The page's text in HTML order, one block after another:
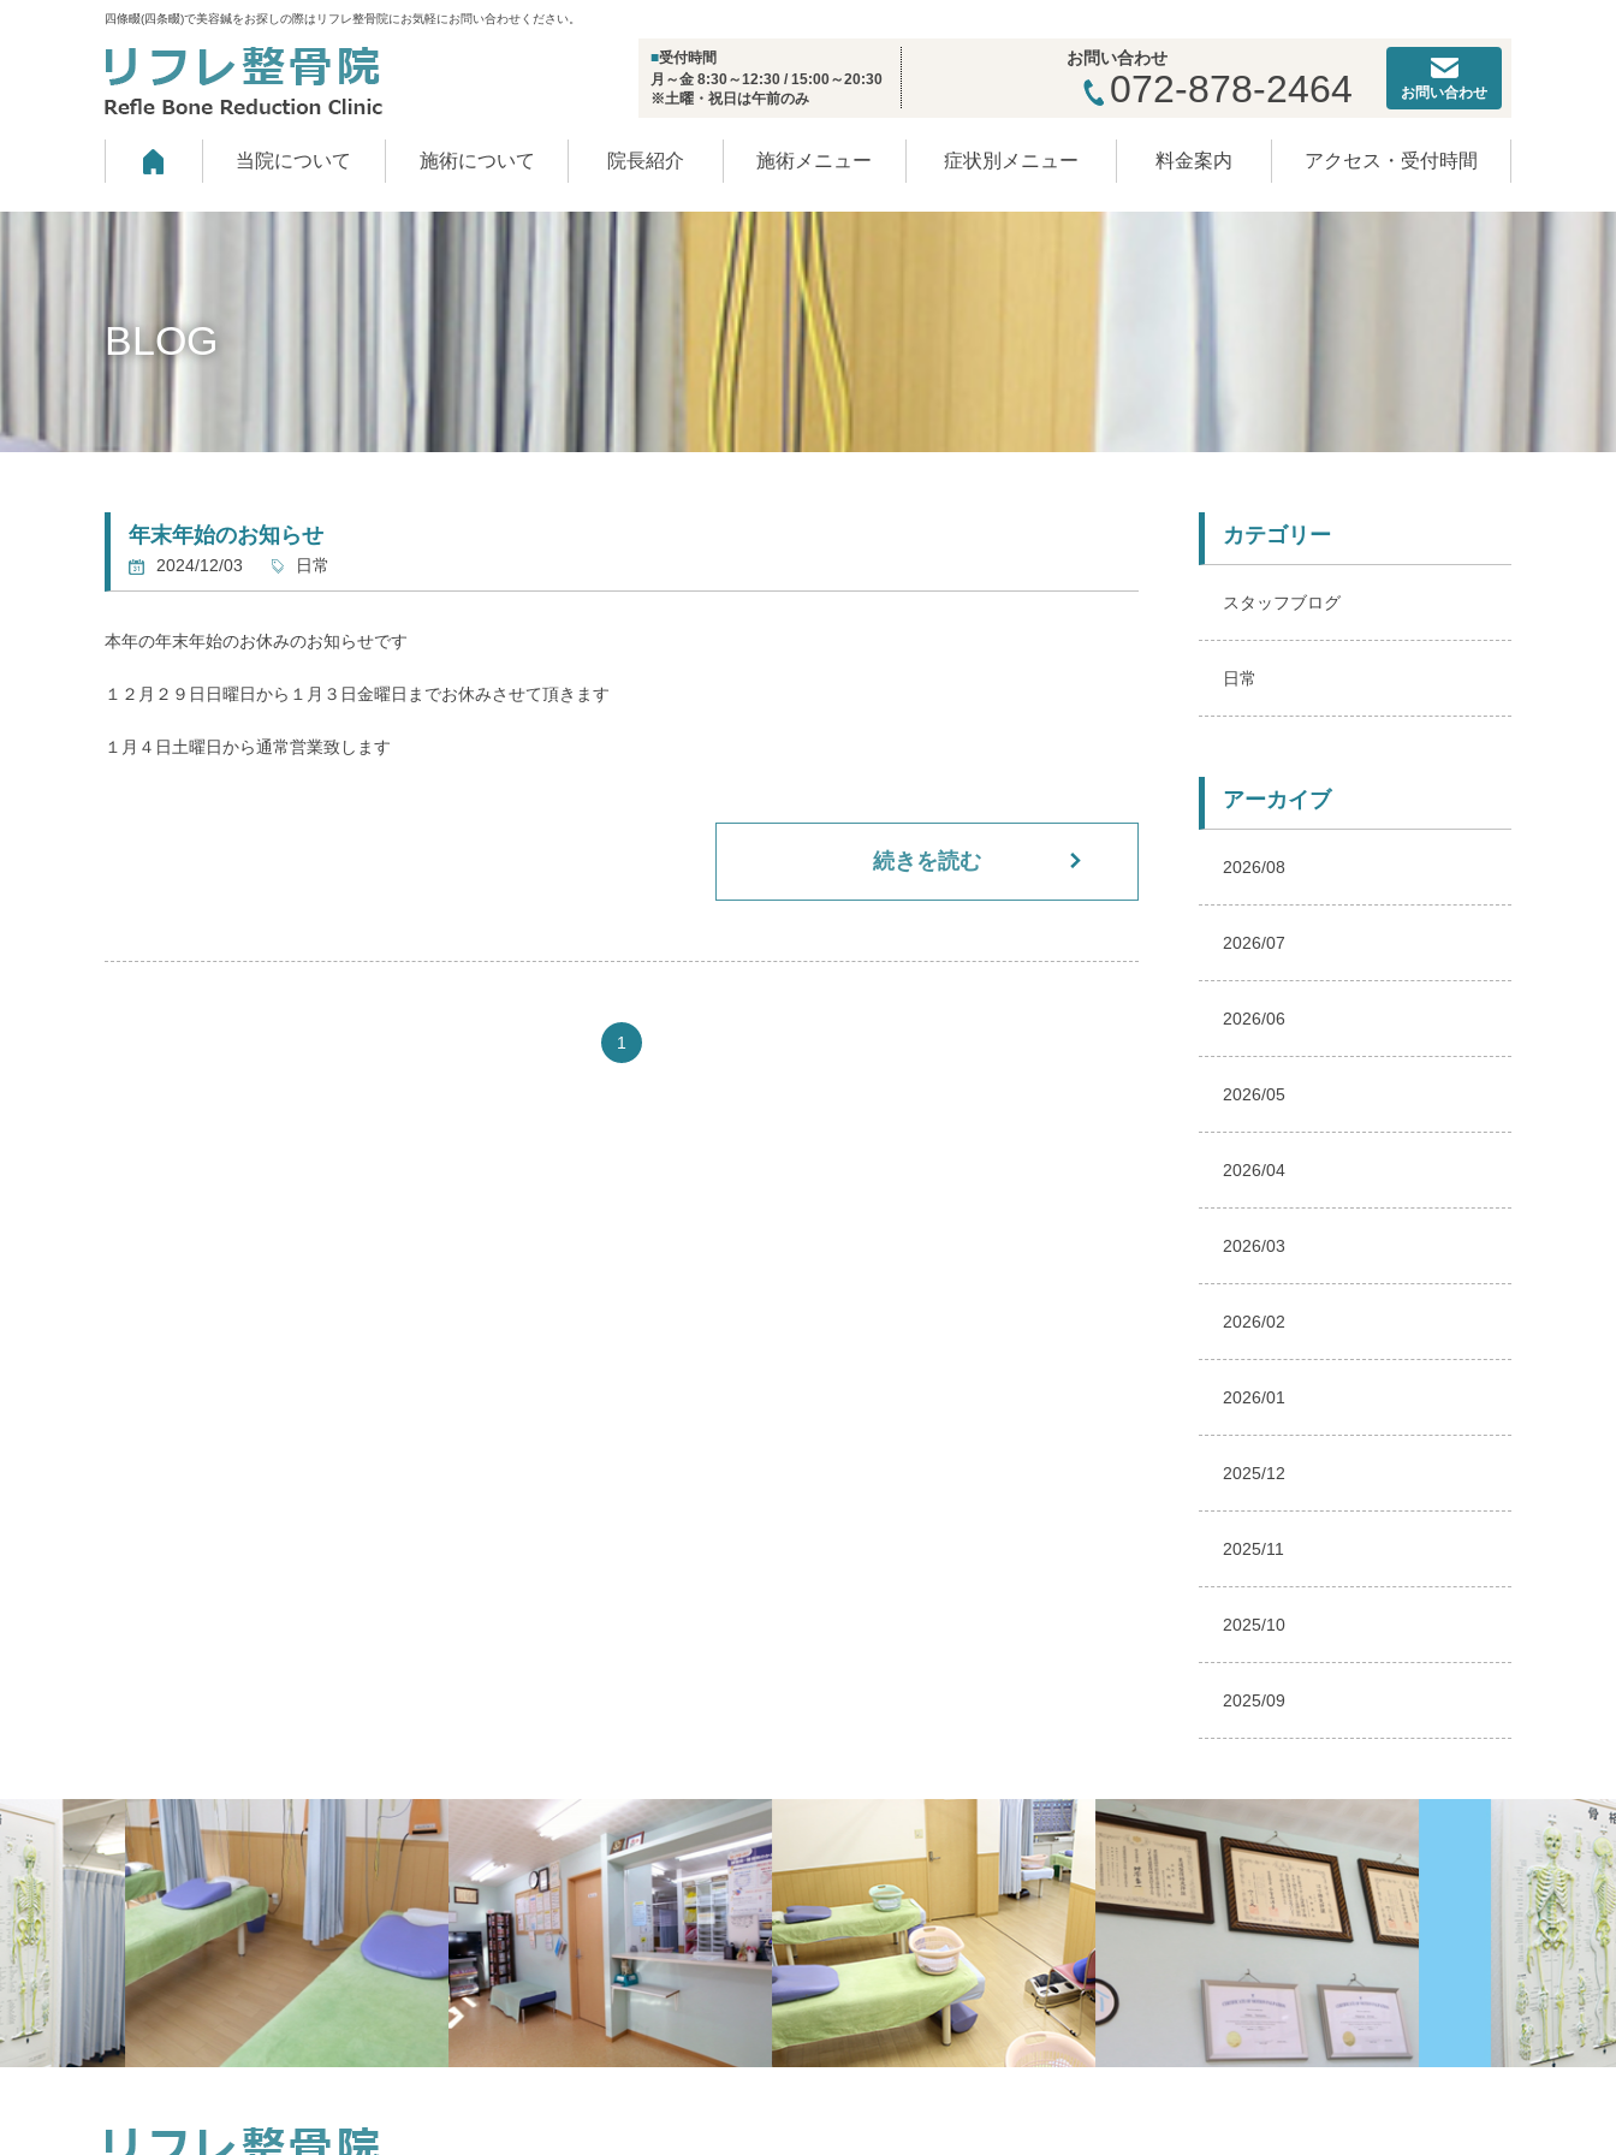
四條畷(四条畷)で美容鍼をお探しの際はリフレ整骨院にお気軽にお問い合わせください。
■受付時間
月～金 8:30～12:30 / 15:00～20:30
※土曜・祝日は午前のみ
お問い合わせ
072-878-2464 お問い合わせ
当院について 施術について 院長紹介 施術メニュー 症状別メニュー 料金案内 アクセス・受付時間
BLOG
年末年始のお知らせ
2024/12/03 日常
本年の年末年始のお休みのお知らせです
１２月２９日日曜日から１月３日金曜日までお休みさせて頂きます
１月４日土曜日から通常営業致します
続きを読む
1
カテゴリー
スタッフブログ
日常
アーカイブ
2026/08
2026/07
2026/06
2026/05
2026/04
2026/03
2026/02
2026/01
2025/12
2025/11
2025/10
2025/09